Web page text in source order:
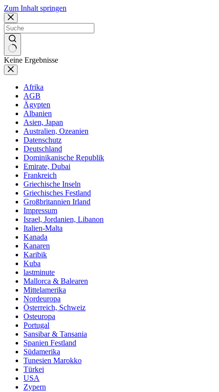
Zum Inhalt springen
Keine Ergebnisse
Afrika
AGB
Ägypten
Albanien
Asien, Japan
Australien, Ozeanien
Datenschutz
Deutschland
Dominikanische Republik
Emirate, Dubai
Frankreich
Griechische Inseln
Griechisches Festland
Großbritannien Irland
Impressum
Israel, Jordanien, Libanon
Italien-Malta
Kanada
Kanaren
Karibik
Kuba
lastminute
Mallorca & Balearen
Mittelamerika
Nordeuropa
Österreich, Schweiz
Osteuropa
Portugal
Sansibar & Tansania
Spanien Festland
Südamerika
Tunesien Marokko
Türkei
USA
Zypern